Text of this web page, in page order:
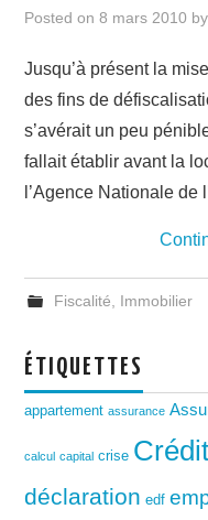
Posted on8 mars 2010
Jusqu’à présent la
des fins de
s’avérait un peu
fallait établir avant la
l’Agence Nationale
Fiscalité Immobilier
ÉTIQUETTES
appartement assurance
calcul capital crise Crédit
déclaration edf